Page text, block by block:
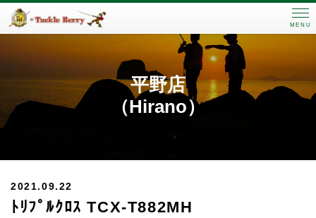
MENU
平野店
（Hirano）
2021.09.22
ﾄﾘﾌﾟﾙｸﾛｽ TCX-T882MH